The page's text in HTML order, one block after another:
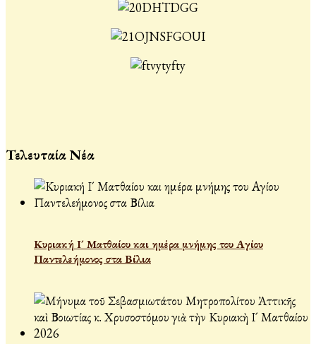
Τελευταία Νέα
Κυριακή Ι´ Ματθαίου και ημέρα μνήμης του Αγίου
Παντελεήμονος στα Βίλια